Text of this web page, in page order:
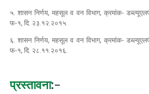
५. शासन निर्णय, महसूल व वन विभाग, क्रमांक-
फ-१, दि. २३.१२.२०१५.
६. शासन निर्णय, महसूल व वन विभाग, क्रमांक-
फ-१, दि. २८.११.२०१६.
प्रस्तावना:-